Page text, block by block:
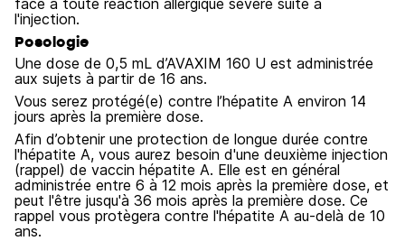
face à toute réaction allergique sévère suite à
l'injection.
Posologie
Une dose de 0,5 mL d’AVAXIM 160 U est administrée
aux sujets à partir de 16 ans.
Vous serez protégé(e) contre l’hépatite A environ 14
jours après la première dose.
Afin d’obtenir une protection de longue durée contre
l'hépatite A, vous aurez besoin d'une deuxième injection
(rappel) de vaccin hépatite A. Elle est en général
administrée entre 6 à 12 mois après la première dose, et
peut l'être jusqu'à 36 mois après la première dose. Ce
rappel vous protègera contre l'hépatite A au-delà de 10
ans.